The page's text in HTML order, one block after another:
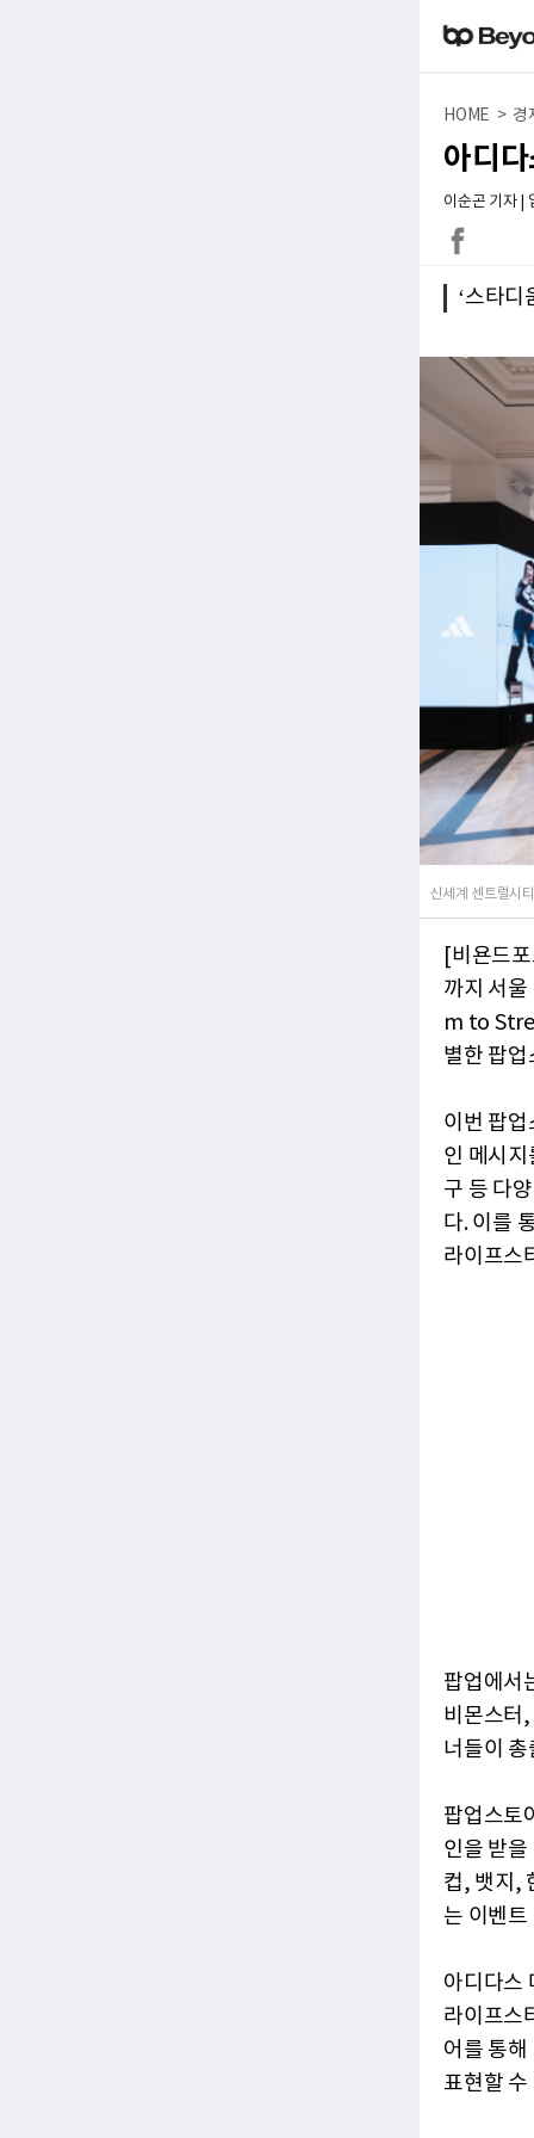
HOME > 경
아디
이순곤 기자 |
‘스타디
신세계 센트럴시
[비욘드
까지 서
m to
별한 팝
이번 팝업
인 메시
구 등 다
다. 이를
라이프스
팝업에서
비몬스터
너들이
팝업스토
인을 받
컵, 뱃지,
는 이벤
아디다스
라이프스
어를 통
표현할 수